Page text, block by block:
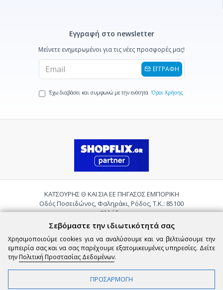
Εγγραφή στο newsletter
Μείνετε ενημερωμένοι για τις νέες προσφορές μας!
ΕΓΓΡΑΦΗ
Έχω διαβάσει και συμφωνώ με την ενότητα Όροι Χρήσης
ΚΑΤΣΟΥΡΗΣ Θ ΚΑΙ ΣΙΑ ΕΕ ΠΗΓΑΣΟΣ ΕΜΠΟΡΙΚΗ
Οδός Ποσειδώνος, Φαληράκι, Ρόδος, Τ.Κ.: 85100
Ελλάδα
Τηλ.:2241085059
Email:
pigasosemporiki@gmail.com
Σεβόμαστε την ιδιωτικότητά σας
Χρησιμοποιούμε cookies για να αναλύσουμε και να βελτιώσουμε την
εμπειρία σας και να σας παρέχουμε εξατομικευμένες υπηρεσίες. Δείτε
την Πολιτική Προστασίας Δεδομένων.
ΠΡΟΣΑΡΜΟΓΗ